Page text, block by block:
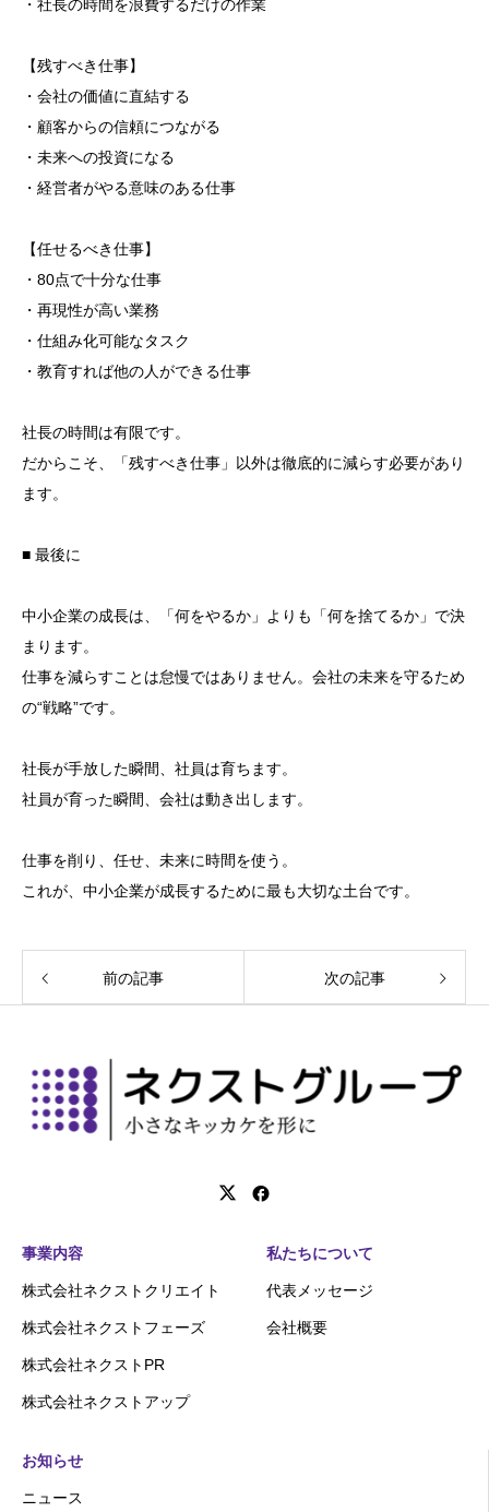
・社長の時間を浪費するだけの作業
【残すべき仕事】
・会社の価値に直結する
・顧客からの信頼につながる
・未来への投資になる
・経営者がやる意味のある仕事
【任せるべき仕事】
・80点で十分な仕事
・再現性が高い業務
・仕組み化可能なタスク
・教育すれば他の人ができる仕事
社長の時間は有限です。
だからこそ、「残すべき仕事」以外は徹底的に減らす必要があり
ます。
■ 最後に
中小企業の成長は、「何をやるか」よりも「何を捨てるか」で決
まります。
仕事を減らすことは怠慢ではありません。会社の未来を守るため
の“戦略”です。
社長が手放した瞬間、社員は育ちます。
社員が育った瞬間、会社は動き出します。
仕事を削り、任せ、未来に時間を使う。
これが、中小企業が成長するために最も大切な土台です。
前の記事 次の記事
事業内容
株式会社ネクストクリエイト
株式会社ネクストフェーズ
株式会社ネクストPR
株式会社ネクストアップ
私たちについて
代表メッセージ
会社概要
お知らせ
ニュース